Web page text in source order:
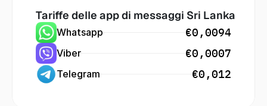
Tariffe delle app di messaggi Sri Lanka
Whatsapp €0,0094
Viber €0,0007
Telegram €0,012